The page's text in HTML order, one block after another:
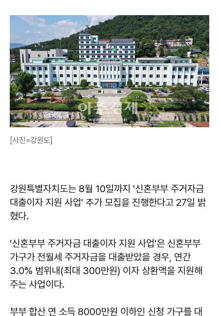
[사진=강원도]
강원특별자치도는 8월 10일까지 '신혼부부 주거자금
대출이자 지원 사업' 추가 모집을 진행한다고 27일 밝
혔다.
'신혼부부 주거자금 대출이자 지원 사업'은 신혼부부
가구가 전월세 주거자금을 대출받았을 경우, 연간
3.0% 범위내(최대 300만원) 이자 상환액을 지원해
주는 사업이다.
부부 합산 연 소득 8000만원 이하인 신청 가구를 대